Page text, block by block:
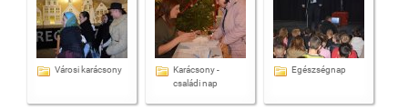
Városi karácsony
Karácsony -
családi nap
Egészségnap